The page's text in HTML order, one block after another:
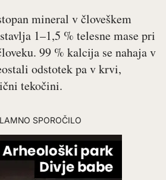
mineral v človeškem
1–1,5 % telesne mase pri
99 % kalcija se nahaja v
odstotek pa v krvi,
tekočini.
SPOROČILO